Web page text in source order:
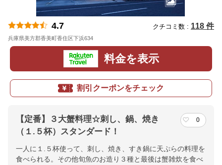
4.7 クチコミ数 : 118 件
兵庫県美方郡香美町香住区下浜634
料金を表示
割引クーポンをチェック
【定番】３大蟹料理☆刺し、鍋、焼き
（１.５杯）スタンダード！
0
一人に１.５杯使って、刺し、焼き、すき鍋に天ぷらの料理を
食べられる。その他旬魚のお造り３種と最後は蟹雑炊を食べ